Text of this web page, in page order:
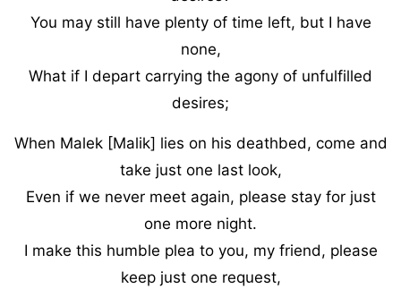
You may still have plenty of time left, but I have
none,
What if I depart carrying the agony of unfulfilled
desires;
When Malek [Malik] lies on his deathbed, come and
take just one last look,
Even if we never meet again, please stay for just
one more night.
I make this humble plea to you, my friend, please
keep just one request,